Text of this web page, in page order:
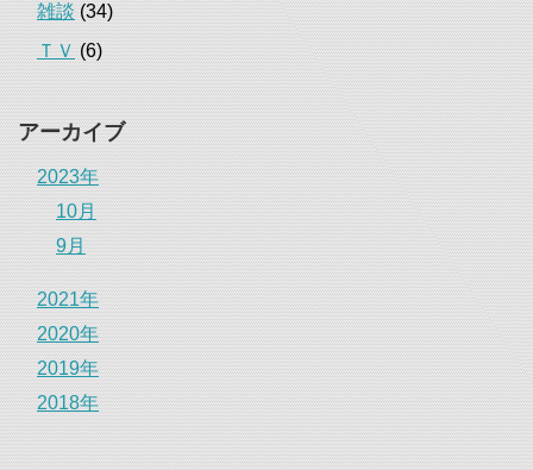
雑談 (34)
ＴＶ (6)
アーカイブ
2023年
10月
9月
2021年
2020年
2019年
2018年